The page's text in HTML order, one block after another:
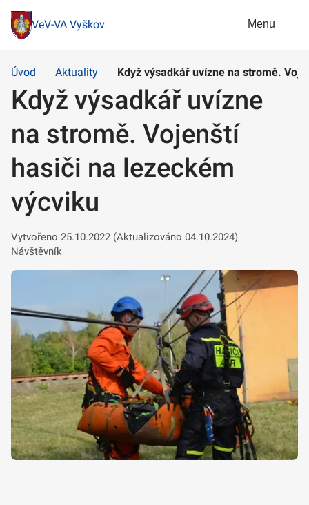
VeV-VA Vyškov Menu
Úvod Aktuality Když výsadkář uvízne na stromě.
Když výsadkář uvízne
na stromě. Vojenští
hasiči na lezeckém
výcviku
Vytvořeno 25.10.2022 (Aktualizováno 04.10.2024)
Návštěvník